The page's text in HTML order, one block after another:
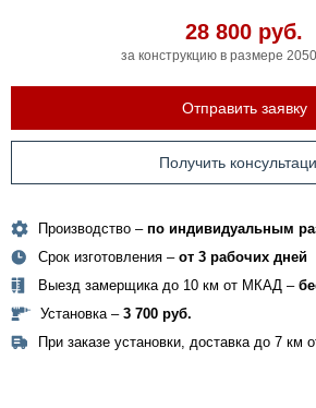
28 800 руб.
за конструкцию в размере
Отправить заявку
Получить
Производство – по индивидуальным
Срок изготовления – от 3 рабочих дней
Выезд замерщика до 10 км от МКАД –
Установка – 3 700 руб.
При заказе установки, доставка до 7